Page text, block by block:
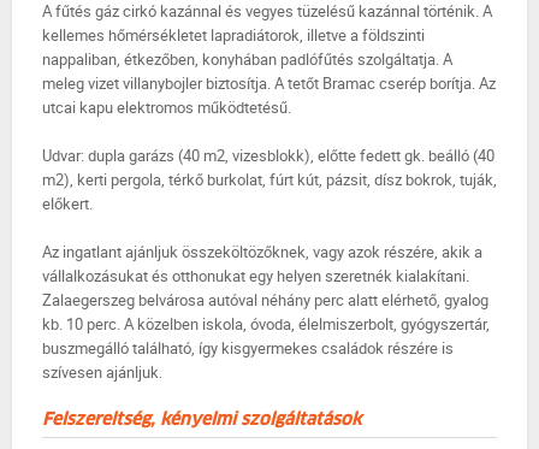
A fűtés gáz cirkó kazánnal és vegyes tüzelésű kazánnal történik. A
kellemes hőmérsékletet lapradiátorok, illetve a földszinti
nappaliban, étkezőben, konyhában padlófűtés szolgáltatja. A
meleg vizet villanybojler biztosítja. A tetőt Bramac cserép borítja. Az
utcai kapu elektromos működtetésű.
Udvar: dupla garázs (40 m2, vizesblokk), előtte fedett gk. beálló (40
m2), kerti pergola, térkő burkolat, fúrt kút, pázsit, dísz bokrok, tuják,
előkert.
Az ingatlant ajánljuk összeköltözőknek, vagy azok részére, akik a
vállalkozásukat és otthonukat egy helyen szeretnék kialakítani.
Zalaegerszeg belvárosa autóval néhány perc alatt elérhető, gyalog
kb. 10 perc. A közelben iskola, óvoda, élelmiszerbolt, gyógyszertár,
buszmegálló található, így kisgyermekes családok részére is
szívesen ajánljuk.
Felszereltség, kényelmi szolgáltatások